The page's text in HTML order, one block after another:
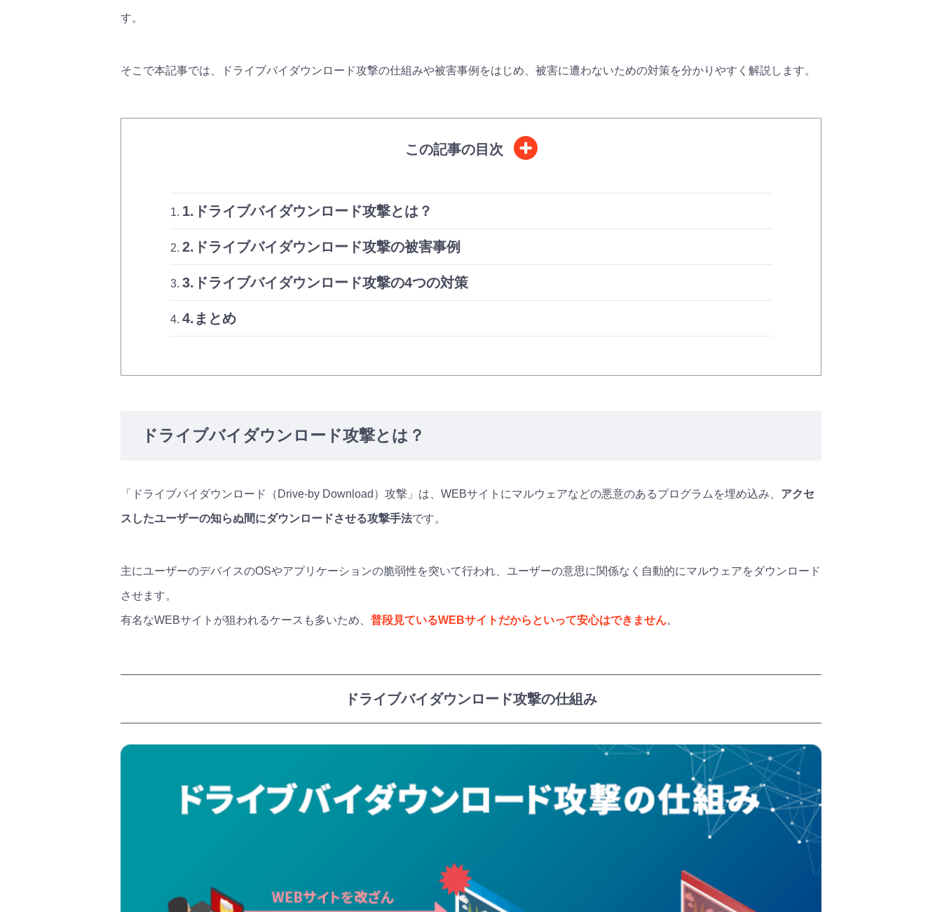
す。
そこで本記事では、ドライブバイダウンロード攻撃の仕組みや被害事例をはじめ、被害に遭わないための対策を分かりやすく解説します。
この記事の目次
1.ドライブバイダウンロード攻撃とは？
2.ドライブバイダウンロード攻撃の被害事例
3.ドライブバイダウンロード攻撃の4つの対策
4.まとめ
ドライブバイダウンロード攻撃とは？
「ドライブバイダウンロード（Drive-by Download）攻撃」は、WEBサイトにマルウェアなどの悪意のあるプログラムを埋め込み、 アクセ
スしたユーザーの知らぬ間にダウンロードさせる攻撃手法です。
主にユーザーのデバイスのOSやアプリケーションの脆弱性を突いて行われ、ユーザーの意思に関係なく自動的にマルウェアをダウンロード
させます。
有名なWEBサイトが狙われるケースも多いため、 普段見ているWEBサイトだからといって安心はできません。
ドライブバイダウンロード攻撃の仕組み